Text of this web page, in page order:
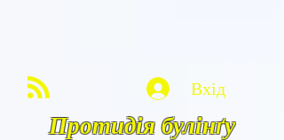
Вхід
Протидія булінґу